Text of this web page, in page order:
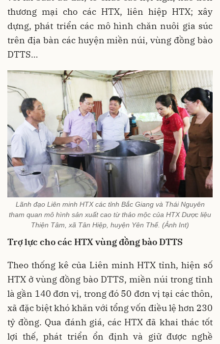
thương mại cho các HTX, liên hiệp HTX; xây
dựng, phát triển các mô hình chăn nuôi gia súc
trên địa bàn các huyện miền núi, vùng đồng bào
DTTS…
Lãnh đạo Liên minh HTX các tỉnh Bắc Giang và Thái Nguyên
tham quan mô hình sản xuất cao từ thảo mộc của HTX Dược liệu
Thiện Tâm, xã Tân Hiệp, huyện Yên Thế. (Ảnh Int)
Trợ lực cho các HTX vùng đồng bào DTTS
Theo thống kê của Liên minh HTX tỉnh, hiện số
HTX ở vùng đồng bào DTTS, miền núi trong tỉnh
là gần 140 đơn vị, trong đó 50 đơn vị tại các thôn,
xã đặc biệt khó khăn với tổng vốn điều lệ hơn 230
tỷ đồng. Qua đánh giá, các HTX đã khai thác tốt
lợi thế, phát triển ổn định và giữ được nghề